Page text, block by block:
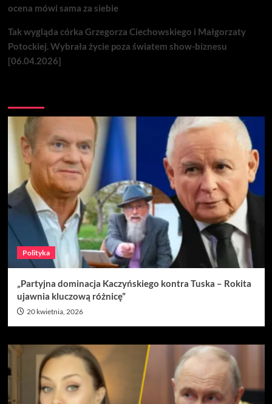
ocena mówi sama za siebie
Tak wygląda córka Grzegorza Ciechowskiego i Małgorzaty
Potockiej. Wybrała życie poza światem show-biznesu
[06.04.2026]
Polityka
„Partyjna dominacja Kaczyńskiego kontra Tuska – Rokita
ujawnia kluczową różnicę”
20 kwietnia, 2026